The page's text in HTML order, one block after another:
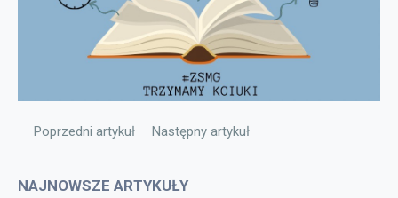
Poprzedni artykuł: Poznaj Polskę
Poprzedni artykuł Następny artykuł: Narodowy Program
Następny artykuł
NAJNOWSZE ARTYKUŁY